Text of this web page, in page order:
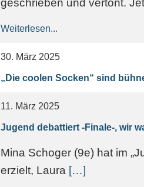
geschrieben und vertont.
Weiterlesen...
30. März 2025
„Die coolen Socken“ sind
11. März 2025
Jugend debattiert -Finale-, wir
Mina Schoger (9e) hat im
erzielt, Laura […]